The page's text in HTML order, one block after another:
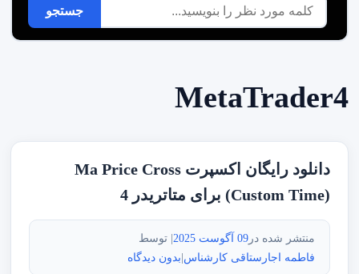
MetaTrader4
دانلود رایگان اکسپرت Ma Price Cross
(Custom Time) برای متاتریدر 4
منتشر شده در09 آگوست 2025
| توسط
فاطمه اجارستاقی کارشناس|بدون دیدگاه